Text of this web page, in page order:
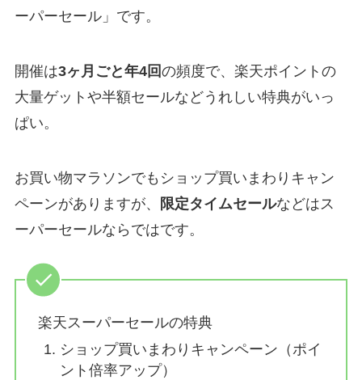
ーパーセール」です。
開催は3ヶ月ごと年4回の頻度で、楽天ポイントの
大量ゲットや半額セールなどうれしい特典がいっ
ぱい。
お買い物マラソンでもショップ買いまわりキャン
ペーンがありますが、
限定タイムセールなどはス
ーパーセールならではです。
楽天スーパーセールの特典
ショップ買いまわりキャンペーン（ポイ
ント倍率アップ）